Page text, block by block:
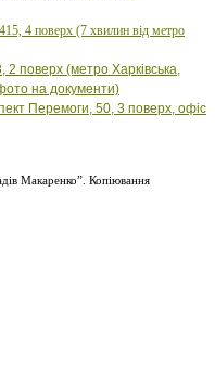
4 поверх (7 хвилин від метро
поверх (метро Харківська,
на документи)
Перемоги, 50, 3 поверх, офіс
Макаренко”. Копіювання